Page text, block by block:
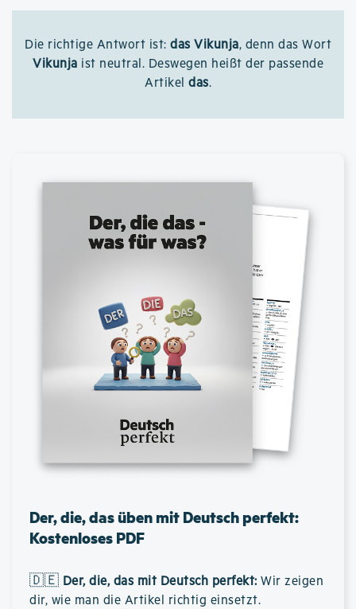
Die richtige Antwort ist: das Vikunja, denn das Wort
Vikunja ist neutral. Deswegen heißt der passende
Artikel das.
Der, die, das üben mit Deutsch perfekt:
Kostenloses PDF
🇩🇪 Der, die, das mit Deutsch perfekt: Wir zeigen
dir, wie man die Artikel richtig einsetzt.